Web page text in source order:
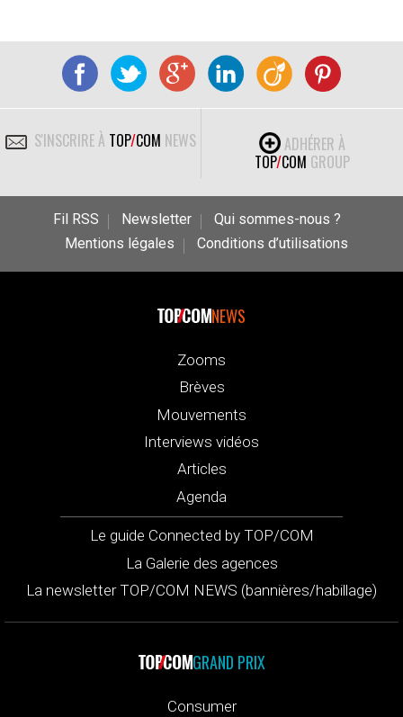
S'INSCRIRE À TOP/COM NEWS
ADHÉRER À
TOP/COM GROUP
Fil RSS Newsletter
Qui sommes-nous ?
Mentions légales
Conditions d’utilisations
NEWS
Zooms
Brèves
Mouvements
Interviews vidéos
Articles
Agenda
Le guide Connected by TOP/COM
La Galerie des agences
La newsletter TOP/COM NEWS (bannières/habillage)
GRAND PRIX
Consumer